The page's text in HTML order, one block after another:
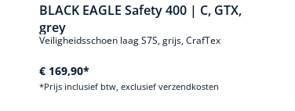
BLACK EAGLE Safety 400 | C, GTX,
grey
Veiligheidsschoen laag S7S, grijs, CrafTex
€ 169,90*
*Prijs inclusief btw, exclusief verzendkosten